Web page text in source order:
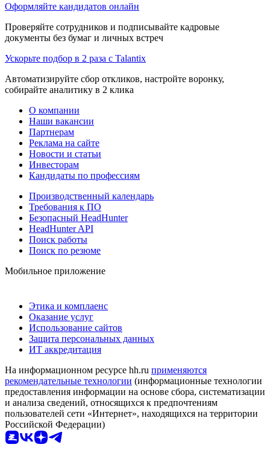
Оформляйте кандидатов онлайн
Проверяйте сотрудников и подписывайте кадровые
документы без бумаг и личных встреч
Ускорьте подбор в 2 раза с Talantix
Автоматизируйте сбор откликов, настройте воронку,
собирайте аналитику в 2 клика
О компании
Наши вакансии
Партнерам
Реклама на сайте
Новости и статьи
Инвесторам
Кандидаты по профессиям
Производственный календарь
Требования к ПО
Безопасный HeadHunter
HeadHunter API
Поиск работы
Поиск по резюме
Мобильное приложение
Этика и комплаенс
Оказание услуг
Использование сайтов
Защита персональных данных
ИТ аккредитация
На информационном ресурсе hh.ru применяются
рекомендательные технологии (информационные технологии
предоставления информации на основе сбора, систематизации
и анализа сведений, относящихся к предпочтениям
пользователей сети «Интернет», находящихся на территории
Российской Федерации)